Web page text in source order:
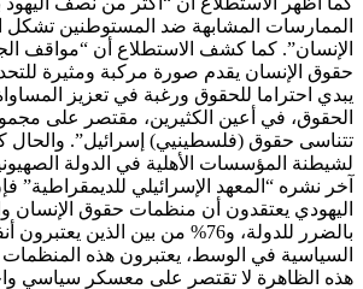
الممارسات المشابهة ضد المستوطنين تشكل
الإنسان”. كما كشف الاستطلاع أن “مواقف
حقوق الإنسان يقدم صورة مركبة ومثيرة
يبدي احتراما للحقوق ورغبة في تعزيز
الحقوق، في أعين الكثيرين، مقتصر على
تتناسى حقوق (فلسطينيي) إسرائيل”. والحال
لشيطنة المؤسسات الأهلية في الدولة
اليهودي يعتقدون أن منظمات حقوق الإنسان
بالضرر للدولة، و76% من بين الذين
السياسية في الوسط، يعتبرون هذه
هذه الظاهرة لا تقتصر على معسكر سياسي